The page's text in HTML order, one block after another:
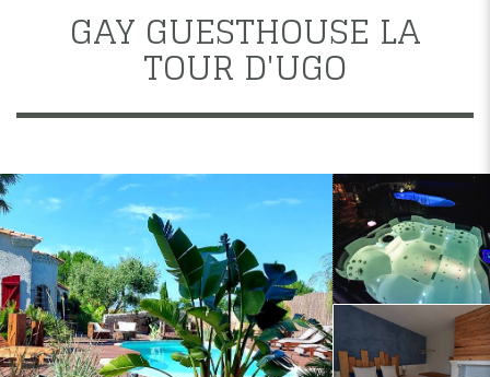
GAY GUESTHOUSE LA
TOUR D'UGO